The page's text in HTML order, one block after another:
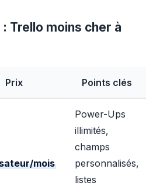
Trello moins cher à
Prix Points clés
mois
Power-Ups
illimités,
champs
personnalisés,
listes